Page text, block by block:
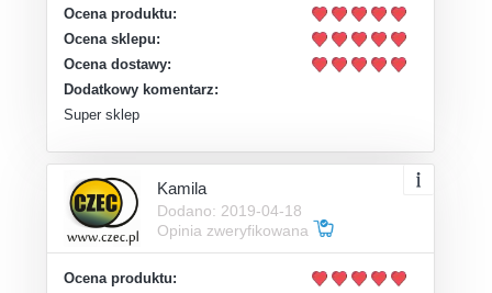
Ocena produktu:
Ocena sklepu:
Ocena dostawy:
Dodatkowy komentarz:
Super sklep
Kamila
Dodano: 2019-04-18
Opinia zweryfikowana
Ocena produktu: